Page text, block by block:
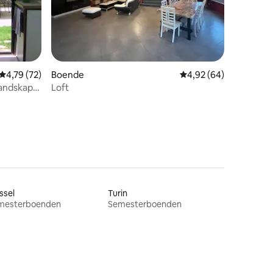
av 5 i genomsnittligt betyg, 72 omdömen
4,79 (72)
Boende 4,92 av 5 i
4,92 (64)
Loft
Turin
Semesterboenden